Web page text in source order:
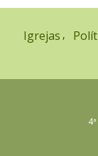
Igrejas